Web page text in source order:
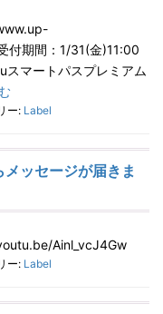
期間：1/31(金)11:00
マートパスプレミアム
ー: Label
ッセージが届きま
Ainl_vcJ4Gw
ー: Label